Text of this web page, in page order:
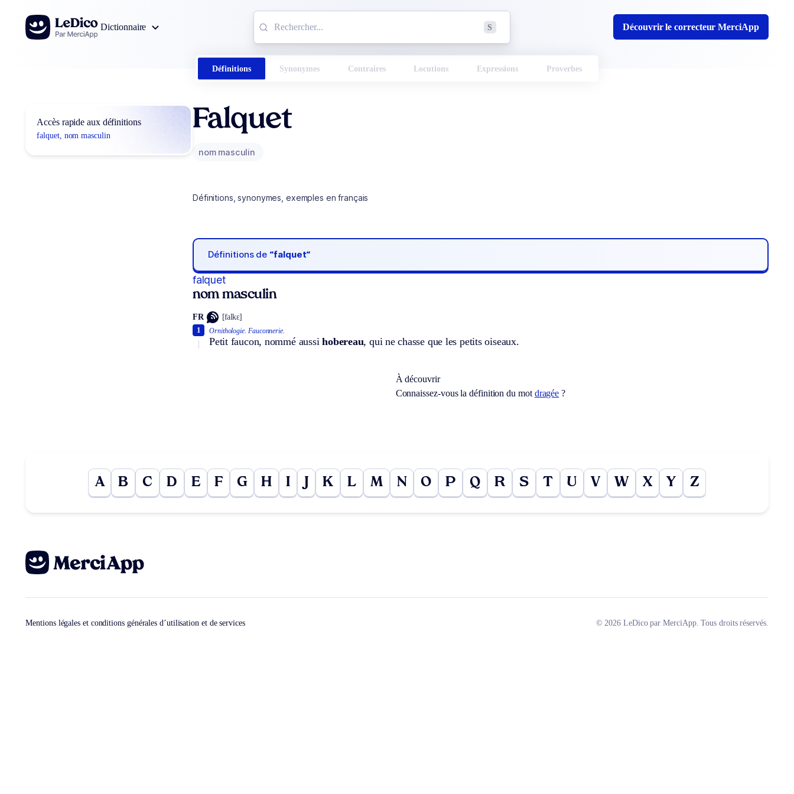
Aller au contenu
Dictionnaire
S Découvrir le correcteur MerciApp
Définitions Synonymes Contraires Locutions Expressions Proverbes
Accès rapide aux définitions
falquet, nom masculin
Falquet
nom masculin
Définitions, synonymes, exemples en français
Définitions de “falquet“
falquet
nom masculin
FR [falkɛ]
Ornithologie. Fauconnerie.
Petit faucon, nommé aussihobereau, qui ne chasse que les petits oiseaux.
1
À découvrir
Connaissez-vous la définition du mot dragée ?
A B C D E F G H I K L M N O P Q R S T U V W X Y Z
Mentions légales et conditions générales d’utilisation et de services © 2026 LeDico par MerciApp. Tous droits réservés.